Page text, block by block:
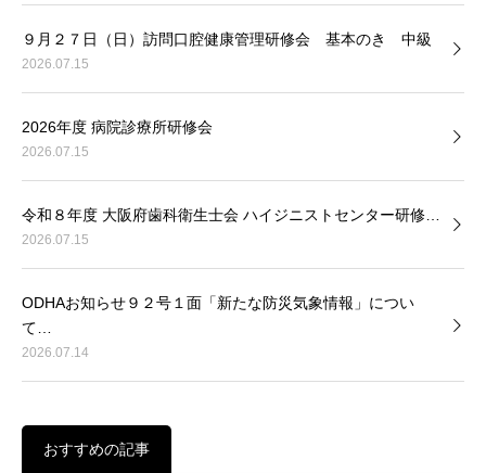
９月２７日（日）訪問口腔健康管理研修会 基本のき 中級
2026.07.15
2026年度 病院診療所研修会
2026.07.15
令和８年度 大阪府歯科衛生士会 ハイジニストセンター研修…
2026.07.15
ODHAお知らせ９２号１面「新たな防災気象情報」につい
て…
2026.07.14
おすすめの記事